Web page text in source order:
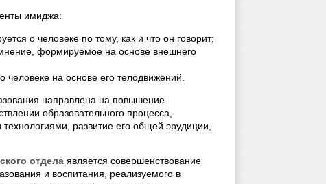
имиджа:
о человеке по тому, как и что он говорит;
формируемое на основе внешнего
на основе его телодвижений.
направлена на повышение
образовательного процесса,
развитие его общей эрудиции,
отдела является совершенствование
и воспитания, реализуемого в